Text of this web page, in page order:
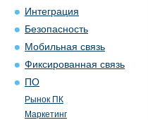
Интеграция
Безопасность
Мобильная связь
Фиксированная связь
ПО
Рынок ПК
Маркетинг